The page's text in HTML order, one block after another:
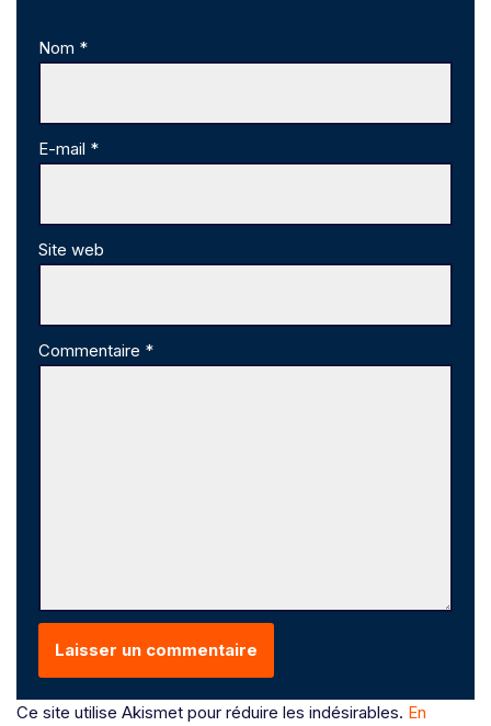
Nom *
E-mail *
Site web
Commentaire *
Ce site utilise Akismet pour réduire les indésirables. En